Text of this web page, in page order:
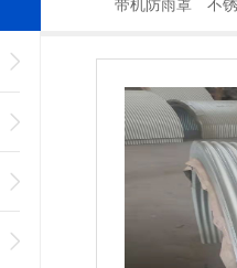
带机防雨罩
不